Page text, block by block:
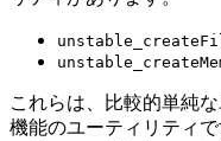
これらは、比較的単純
機能のユーティリティ